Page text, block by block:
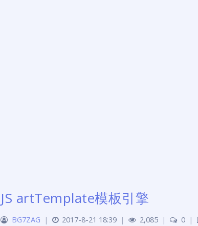
JS artTemplate模板引擎
BG7ZAG | 2017-8-21 18:39 | 2,085 | 0 |